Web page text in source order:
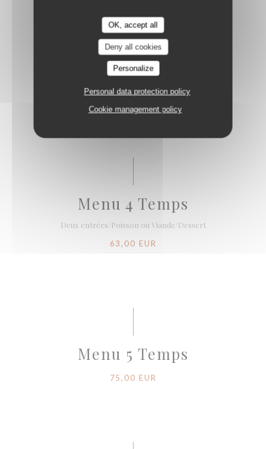
OK, accept all
Deny all cookies
Personalize
Personal data protection policy
Cookie management policy
Menu 3 Temps
Entrée/Plat/Dessert
51,00 EUR
Menu 4 Temps
Deux entrées/Poisson ou Viande/Dessert
63,00 EUR
Menu 5 Temps
75,00 EUR